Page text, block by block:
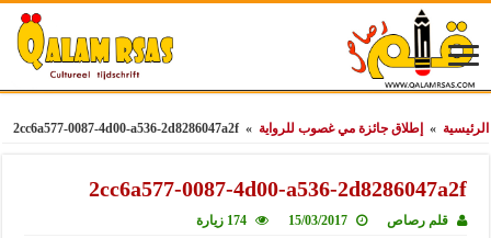
الرئيسية » إطلاق جائزة مي غصوب للرواية »
2cc6a577-0087-4d00-a536-2d8286047a2f
2cc6a577-0087-4d00-a536-2d8286047a2f
قلم رصاص 15/03/2017 174 زيارة